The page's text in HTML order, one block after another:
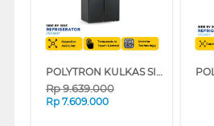
POLYTRON KULKAS SIDE BY SIDE NEW BELLEZA INVERTER REFRIGERATOR PRS480X
Rp9.639.000
Rp 7.609.000